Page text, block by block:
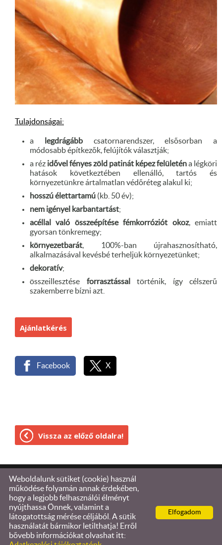
Tulajdonságai:
a legdrágábbcsatornarendszer, elsősorban a
módosabb építkezők, felújítók választják;
a réz idővel fényes zöld patinát képez felületéna légköri
hatások következtében ellenálló, tartós és
környezetünkre ártalmatlan védőréteg alakul ki;
hosszú élettartamú (kb. 50 év);
nem igényel karbantartást;
acéllal való összeépítése fémkorróziót okoz, emiatt
gyorsan tönkremegy;
környezetbarát, 100%-ban újrahasznosítható,
alkalmazásával kevésbé terheljük környezetünket;
dekoratív;
összeillesztése forrasztással
történik, így célszerű
szakemberre bízni azt.
Ajánlatkérés
Facebook X
Vissza az előző oldalra!
© 2026 - Brezo Euro Kft.-bádogos bolt
Oldal információklAdatkezelési tájékoztatól
Impresszum
Elfogadom
Weboldalunk sütiket (cookie) használ
működése folyamán annak érdekében,
hogy a legjobb felhasználói élményt
nyújthassa Önnek, valamint a
látogatottság mérése céljából. A sütik
használatát bármikor letilthatja! Erről
bővebb információkat olvashat itt: